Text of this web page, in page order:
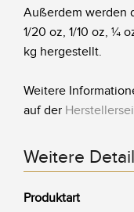
Außerdem werden
1/20 oz, 1/10 oz, ¼
kg hergestellt.
Weitere
auf der
Weitere
Produktart